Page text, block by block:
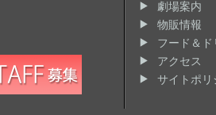
劇場案内
物販情報
フード＆ド
アクセス
サイトポリ